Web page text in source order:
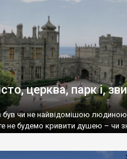
церква, парк і,
був чи не найвідомішою
не будемо кривити душею – чи